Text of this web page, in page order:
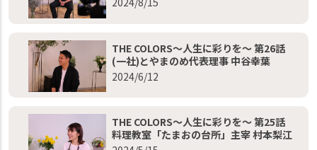
THE COLORS～人生に彩りを～ 第26話
(一社)とやまのめ代表理事 中谷幸葉
2024/6/12
THE COLORS～人生に彩りを～ 第25話
料理教室「たまおの台所」主宰 村本梨江